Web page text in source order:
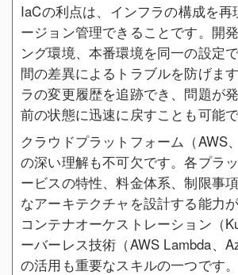
IaCの利点は、インフラの構成を
ージョン管理できることです。開
ング環境、本番環境を同一の設定
間の差異によるトラブルを防げま
ラの変更履歴を追跡でき、問題が
前の状態に迅速に戻すことも可能で
クラウドプラットフォーム（AWS
の深い理解も不可欠です。各プラ
ービスの特性、料金体系、制限事
なアーキテクチャを設計する能力
コンテナオーケストレーション（
ーバーレス技術（AWS Lambda、
の活用も重要なスキルの一つです。